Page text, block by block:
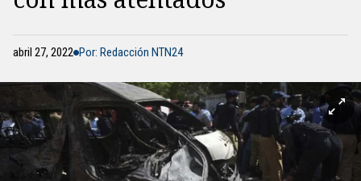
abril 27, 2022 Por: Redacción NTN24